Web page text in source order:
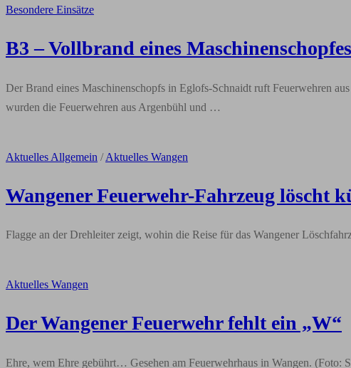
Besondere Einsätze
B3 – Vollbrand eines
Der Brand eines Maschinenschopfs in Eglofs-Schnaidt ruft Feuerwehren
wurden die Feuerwehren aus Argenbühl und …
Aktuelles Allgemein /Aktuelles Wangen
Wangener Feuerwehr-Fahrzeug löscht
Flagge an der Drehleiter zeigt, wohin die Reise für das Wangener
Aktuelles Wangen
Der Wangener Feuerwehr fehlt ein „W“
Ehre, wem Ehre gebührt… Gesehen am Feuerwehrhaus in Wangen. (Foto: